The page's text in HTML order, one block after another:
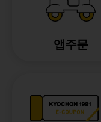
앱주문